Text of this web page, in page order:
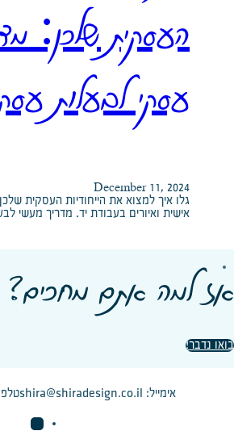
העסקית שלכן:
עסקי לבעלות
December 11, 2024
גלו איך למצוא את הייחודיות העסקית
אישית ואיורים בעבודת יד. מדריך מעשי
אז למה אתם מחכים?
בואו נדבר!
אימייל: shira@shiradesign.co.ilטלפון: